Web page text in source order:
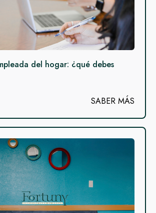
del hogar: ¿qué debes
SABER MÁS